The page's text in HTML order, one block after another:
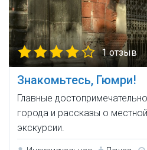
1 отзыв
Знакомьтесь, Гюмри!
Главные
города и рассказы о
экскурсии.